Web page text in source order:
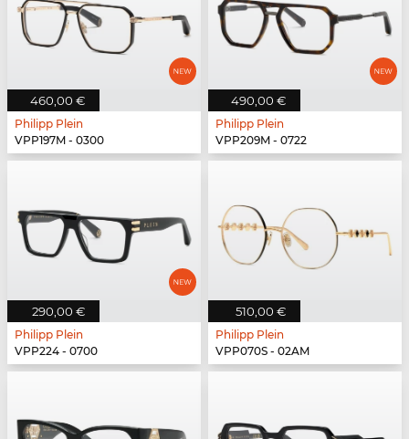
460,00 €
Philipp Plein
VPP197M - 0300
490,00 €
Philipp Plein
VPP209M - 0722
290,00 €
Philipp Plein
VPP224 - 0700
510,00 €
Philipp Plein
VPP070S - 02AM